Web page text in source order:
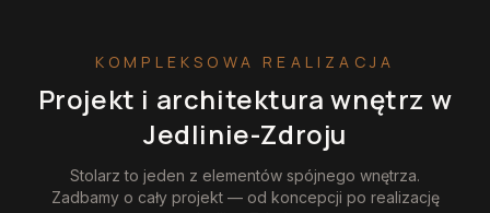
KOMPLEKSOWA REALIZACJA
Projekt i architektura wnętrz w
Jedlinie-Zdroju
Stolarz to jeden z elementów spójnego wnętrza.
Zadbamy o cały projekt — od koncepcji po realizację